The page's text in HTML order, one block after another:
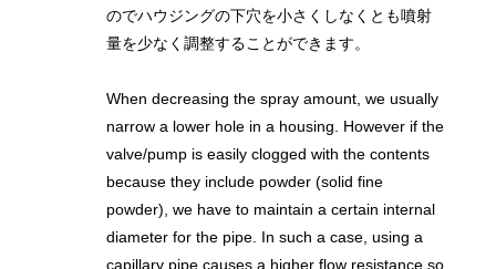
のでハウジングの下穴を小さくしなくとも噴射
量を少なく調整することができます。
When decreasing the spray amount, we usually
narrow a lower hole in a housing. However if the
valve/pump is easily clogged with the contents
because they include powder (solid fine
powder), we have to maintain a certain internal
diameter for the pipe. In such a case, using a
capillary pipe causes a higher flow resistance so